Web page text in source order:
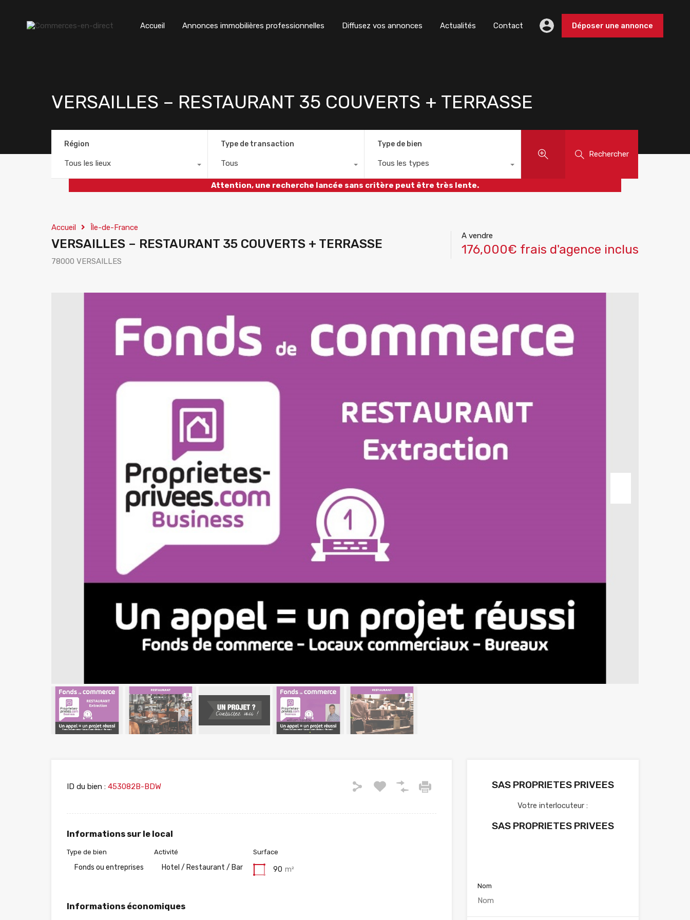
Accueil Annonces immobilières professionnelles Diffusez vos annonces Actualités Contact Déposer une annonce
VERSAILLES – RESTAURANT 35 COUVERTS + TERRASSE
Région
Tous les lieux
Type de transaction
Tous
Type de bien
Tous les types
Rechercher
Attention, une recherche lancée sans critère peut être très lente.
Accueil Île-de-France
VERSAILLES – RESTAURANT 35 COUVERTS + TERRASSE
78000 VERSAILLES
A vendre
176,000€ frais d'agence inclus
ID du bien : 453082B-BDW
Informations sur le local
Type de bien
Fonds ou entreprises
Activité
Hotel / Restaurant / Bar
Surface
90 m²
Informations économiques
SAS PROPRIETES PRIVEES
Votre interlocuteur :
SAS PROPRIETES PRIVEES
Nom